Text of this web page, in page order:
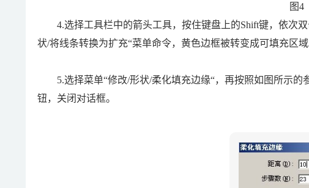
图4
4.选择工具栏中的箭头工具，按住键盘上的Shift键，依次双
状/将线条转换为扩充“菜单命令，黄色边框被转变成可填充区域
5.选择菜单“修改/形状/柔化填充边缘“，再按照如图所示的
钮，关闭对话框。